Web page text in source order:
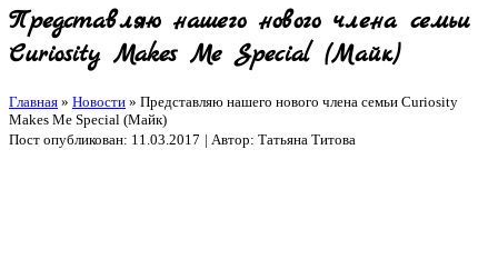
Представляю нашего нового члена семьи
Сuriosity Makes Me Special (Майк)
Главная » Новости » Представляю нашего нового члена семьи Сuriosity
Makes Me Special (Майк)
Пост опубликован: 11.03.2017 | Автор: Татьяна Титова